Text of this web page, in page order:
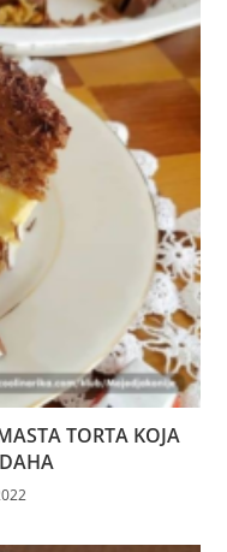
TORTA KOJA